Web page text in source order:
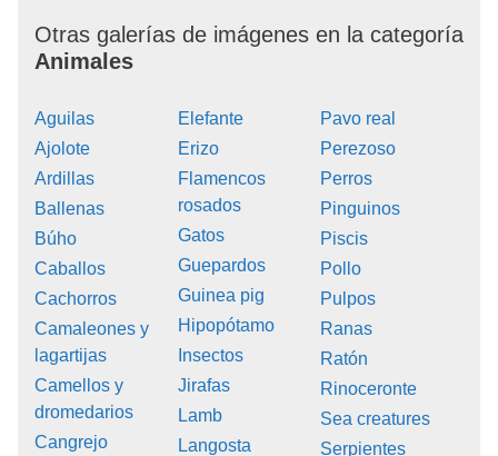
Otras galerías de imágenes en la categoría
Animales
Aguilas
Ajolote
Ardillas
Ballenas
Búho
Caballos
Cachorros
Camaleones y
lagartijas
Camellos y
dromedarios
Cangrejo
Elefante
Erizo
Flamencos
rosados
Gatos
Guepardos
Guinea pig
Hipopótamo
Insectos
Jirafas
Lamb
Langosta
Pavo real
Perezoso
Perros
Pinguinos
Piscis
Pollo
Pulpos
Ranas
Ratón
Rinoceronte
Sea creatures
Serpientes